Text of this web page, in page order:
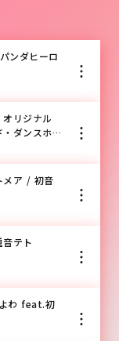
ンダヒーロ
リジナル
ダンスホー
メア / 初音
テト
わ feat.初